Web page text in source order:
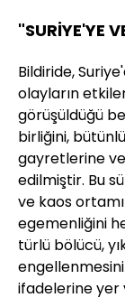
"SURİYE'YE
Bildiride,
olayların
görüşüldüğü
birliğini,
gayretlerine
edilmiştir. Bu
ve kaos
egemenliğini
türlü bölücü,
ifadelerine yer